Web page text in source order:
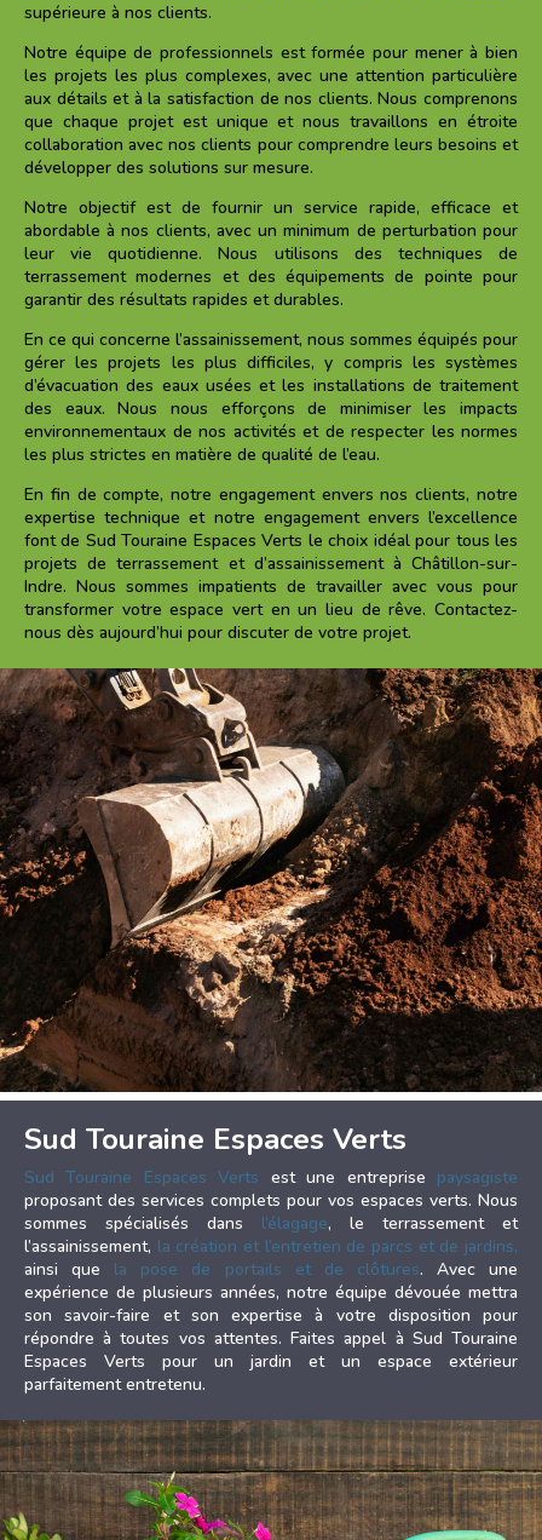
supérieure à nos clients.
Notre équipe de professionnels est formée pour mener à bien
les projets les plus complexes, avec une attention particulière
aux détails et à la satisfaction de nos clients. Nous comprenons
que chaque projet est unique et nous travaillons en étroite
collaboration avec nos clients pour comprendre leurs besoins et
développer des solutions sur mesure.
Notre objectif est de fournir un service rapide, efficace et
abordable à nos clients, avec un minimum de perturbation pour
leur vie quotidienne. Nous utilisons des techniques de
terrassement modernes et des équipements de pointe pour
garantir des résultats rapides et durables.
En ce qui concerne l’assainissement, nous sommes équipés pour
gérer les projets les plus difficiles, y compris les systèmes
d’évacuation des eaux usées et les installations de traitement
des eaux. Nous nous efforçons de minimiser les impacts
environnementaux de nos activités et de respecter les normes
les plus strictes en matière de qualité de l’eau.
En fin de compte, notre engagement envers nos clients, notre
expertise technique et notre engagement envers l’excellence
font de Sud Touraine Espaces Verts le choix idéal pour tous les
projets de terrassement et d’assainissement à Châtillon-sur-
Indre. Nous sommes impatients de travailler avec vous pour
transformer votre espace vert en un lieu de rêve. Contactez-
nous dès aujourd’hui pour discuter de votre projet.
Sud Touraine Espaces Verts
Sud Touraine Espaces Verts est une entreprise paysagiste
proposant des services complets pour vos espaces verts. Nous
sommes spécialisés dans l’élagage, le terrassement et
l’assainissement, la création et l’entretien de parcs et de jardins,
ainsi que la pose de portails et de clôtures. Avec une
expérience de plusieurs années, notre équipe dévouée mettra
son savoir-faire et son expertise à votre disposition pour
répondre à toutes vos attentes. Faites appel à Sud Touraine
Espaces Verts pour un jardin et un espace extérieur
parfaitement entretenu.